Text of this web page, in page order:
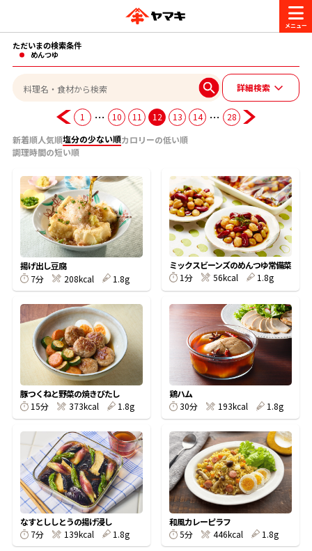
商品情報
ブランド一覧
ヤマキ『めんつゆ』 ヤマキ 割烹白だし
旨さ、別格。だし屋の鍋 韓福善シリーズ
レシピ
おいしいレシピを探す
おいしいレシピトップ
主食レシピ
主菜レシピ
汁物レシピ
時短レシピ
おいしいレシピを商品から探す
かつお節レシピ
めんつゆレシピ
かつお節・だしを楽しむ
かつお節・だしを知る
だしの取り方
かつお節の削り方
かつお節・だしをもっと知る
ヤマキ かつお節プラス®
かつお節・だしを楽しむ
だしコミュ
CM・キャンペーン
キャンペーン一覧
企業・採用情報
企業情報
- 百年対話
- ヤマキ かつお節プラス®
採用情報
- ジョブリターン制
お問い合わせ
ヤマキお客様相談室
オンラインショップ
コミュニティサイト
Global
ただいまの検索条件
めんつゆ
詳細検索
1 … 10 11 12 13 14 …
28
新着順人気順塩分の少ない順カロリーの低い順
調理時間の短い順
揚げ出し豆腐
7分
208kcal 1.8g
ミックスビーンズのめんつゆ常備菜
1分
56kcal 1.8g
豚つくねと野菜の焼きびたし
15分
373kcal 1.8g
鶏ハム
30分
193kcal 1.8g
なすとししとうの揚げ浸し
7分
139kcal 1.8g
和風カレーピラフ
5分
446kcal 1.8g